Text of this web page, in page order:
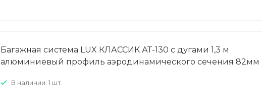
Багажная система LUX КЛАССИК АТ-130 с дугами 1,3 м
алюминиевый профиль аэродинамического сечения 82мм
В наличии: 1 шт.